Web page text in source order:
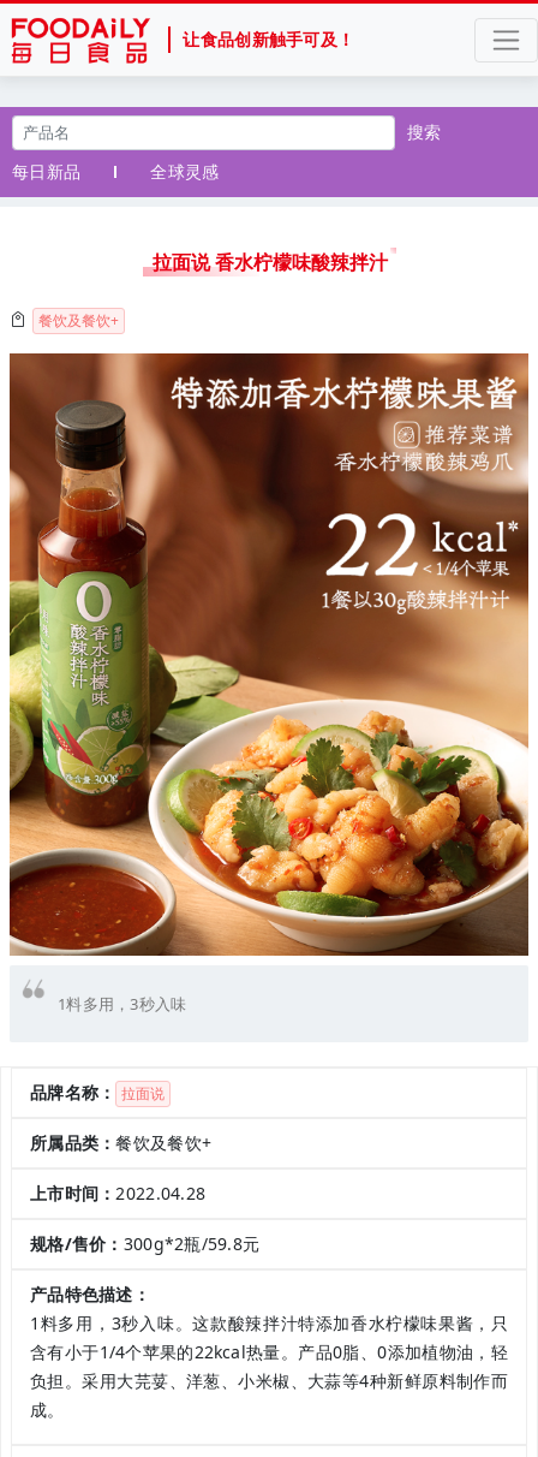
让食品创新触手可及！
搜索
每日新品
全球灵感
拉面说 香水柠檬味酸辣拌汁
餐饮及餐饮+
1料多用，3秒入味
品牌名称： 拉面说
所属品类：餐饮及餐饮+
上市时间：2022.04.28
规格/售价： 300g*2瓶/59.8元
产品特色描述：
1料多用，3秒入味。这款酸辣拌汁特添加香水柠檬味果酱，只
含有小于1/4个苹果的22kcal热量。产品0脂、0添加植物油，轻
负担。采用大芫荽、洋葱、小米椒、大蒜等4种新鲜原料制作而
成。